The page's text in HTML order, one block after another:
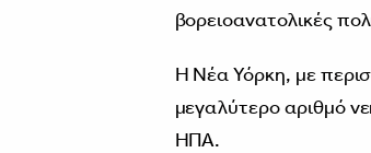
βορειοανατολικές
Η Νέα Υόρκη, με
μεγαλύτερο αριθμό
ΗΠΑ.